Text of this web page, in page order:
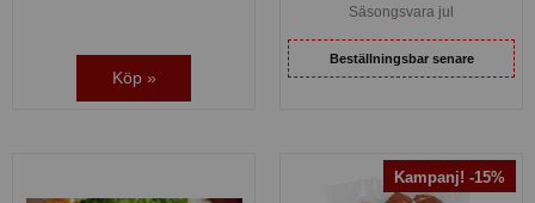
Köp »
Säsongsvara jul
Beställningsbar senare
Kampanj! -15%